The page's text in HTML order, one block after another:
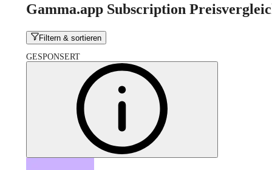
Gamma.app Subscription
Filtern & sortieren
GESPONSERT